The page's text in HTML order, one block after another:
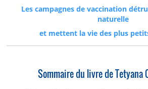
Les campagnes de vaccination
naturelle
et mettent la vie des plus
Sommaire du livre de Tetyana